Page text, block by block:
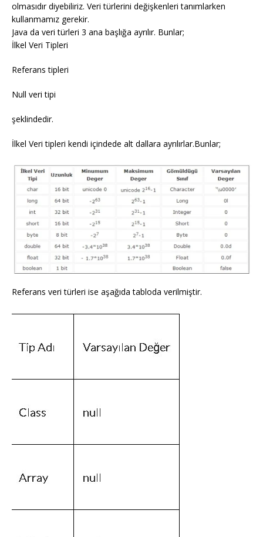
olmasıdır diyebiliriz. Veri türlerini değişkenleri tanımlarken
kullanmamız gerekir.
Java da veri türleri 3 ana başlığa ayrılır. Bunlar;
İlkel Veri Tipleri
Referans tipleri
Null veri tipi
şeklindedir.
İlkel Veri tipleri kendi içindede alt dallara ayrılırlar.Bunlar;
Referans veri türleri ise aşağıda tabloda verilmiştir.